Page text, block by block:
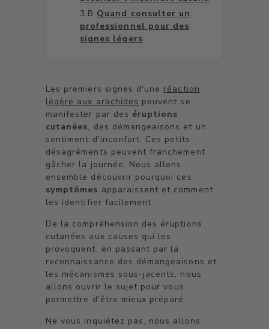
Quand consulter un
professionnel pour des
signes légers
Les premiers signes d'une réaction
légère aux arachides peuvent se
manifester par des éruptions
cutanées, des démangeaisons et un
sentiment d'inconfort. Ces petits
désagréments peuvent franchement
gâcher la journée. Nous allons
ensemble découvrir pourquoi ces
symptômes apparaissent et comment
les identifier facilement.
De la compréhension des éruptions
cutanées aux causes qui les
provoquent, en passant par la
reconnaissance des démangeaisons et
les mécanismes sous-jacents, nous
allons ouvrir le sujet pour vous
permettre d'être mieux préparé.
Ne vous inquiétez pas, nous allons